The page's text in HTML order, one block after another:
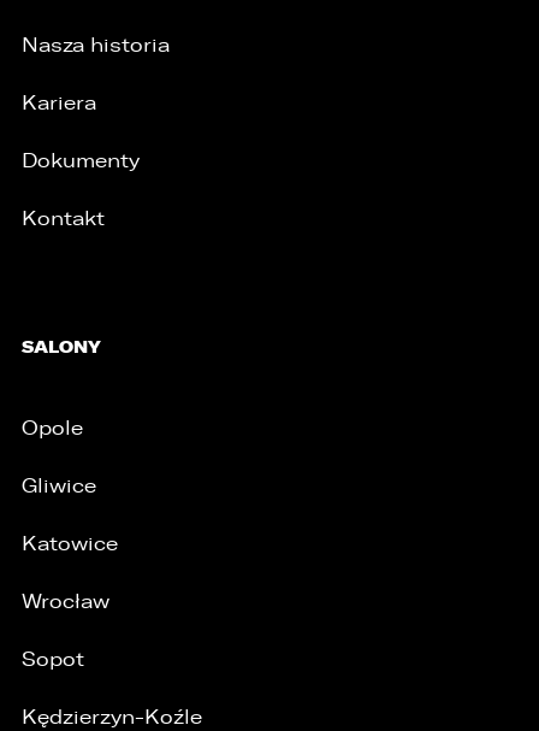
Nasza historia
Kariera
Dokumenty
Kontakt
SALONY
Opole
Gliwice
Katowice
Wrocław
Sopot
Kędzierzyn-Koźle